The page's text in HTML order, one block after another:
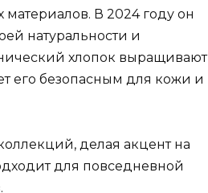
В 2024 году он
натуральности и
хлопок выращивают
его безопасным для кожи и
делая акцент на
для повседневной